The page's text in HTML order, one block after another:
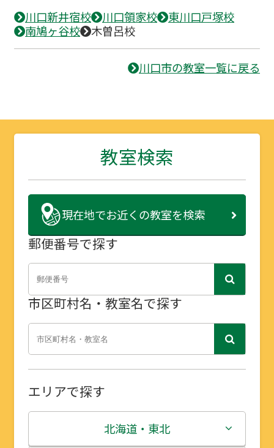
川口新井宿校 川口領家校
東川口戸塚校
南鳩ヶ谷校
木曽呂校
川口市の教室一覧に戻る
教室検索
現在地でお近くの教室を検索
郵便番号で探す
市区町村名・教室名で探す
エリアで探す
北海道・東北